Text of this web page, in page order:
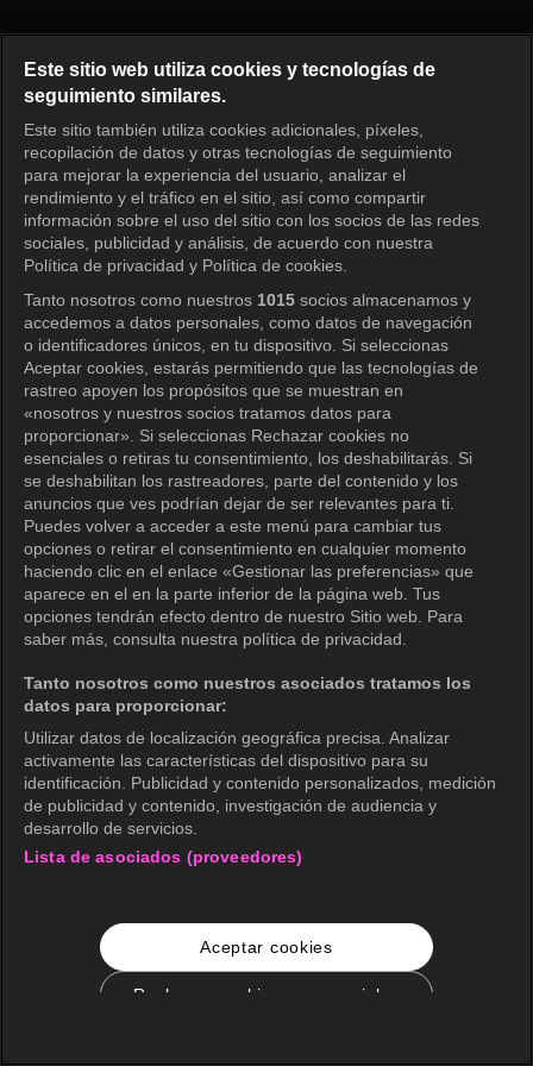
Iniciar sesión
Este sitio web utiliza cookies y tecnologías de
seguimiento similares.
Este sitio también utiliza cookies adicionales, píxeles,
recopilación de datos y otras tecnologías de seguimiento
para mejorar la experiencia del usuario, analizar el
rendimiento y el tráfico en el sitio, así como compartir
información sobre el uso del sitio con los socios de las redes
sociales, publicidad y análisis, de acuerdo con nuestra
Política de privacidad y Política de cookies.
Tanto nosotros como nuestros 1015 socios almacenamos y
accedemos a datos personales, como datos de navegación
o identificadores únicos, en tu dispositivo. Si seleccionas
Aceptar cookies, estarás permitiendo que las tecnologías de
rastreo apoyen los propósitos que se muestran en
«nosotros y nuestros socios tratamos datos para
proporcionar». Si seleccionas Rechazar cookies no
esenciales o retiras tu consentimiento, los deshabilitarás. Si
se deshabilitan los rastreadores, parte del contenido y los
anuncios que ves podrían dejar de ser relevantes para ti.
Puedes volver a acceder a este menú para cambiar tus
opciones o retirar el consentimiento en cualquier momento
haciendo clic en el enlace «Gestionar las preferencias» que
aparece en el en la parte inferior de la página web. Tus
opciones tendrán efecto dentro de nuestro Sitio web. Para
saber más, consulta nuestra política de privacidad.
Tanto nosotros como nuestros asociados tratamos los
datos para proporcionar:
Utilizar datos de localización geográfica precisa. Analizar
activamente las características del dispositivo para su
identificación. Publicidad y contenido personalizados, medición
de publicidad y contenido, investigación de audiencia y
desarrollo de servicios.
Lista de asociados (proveedores)
Aceptar cookies
Rechazar cookies no esenciales